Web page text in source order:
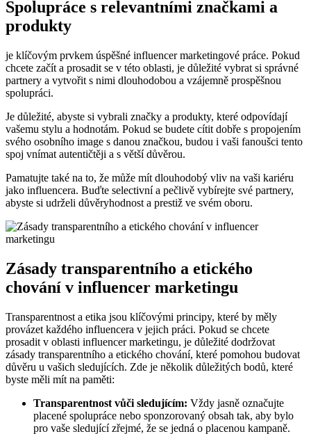
Spolupráce s relevantními značkami a
produkty
je klíčovým prvkem úspěšné influencer marketingové práce. Pokud
chcete začít a prosadit se v této oblasti, je důležité vybrat si správné
partnery a vytvořit s nimi dlouhodobou a vzájemně prospěšnou
spolupráci.
Je důležité, abyste si vybrali značky a produkty, které odpovídají
vašemu stylu a hodnotám. Pokud se budete cítit dobře s propojením
svého osobního image s danou značkou, budou i vaši fanoušci tento
spoj vnímat autentičtěji a s větší důvěrou.
Pamatujte také na to, že může mít dlouhodobý vliv na vaši kariéru
jako influencera. Buďte selectivní a pečlivě vybírejte své partnery,
abyste si udrželi důvěryhodnost a prestiž ve svém oboru.
Zásady transparentního a etického
chování v influencer marketingu
Transparentnost a etika jsou klíčovými principy, které by měly
provázet každého influencera v jejich práci. Pokud se chcete
prosadit v oblasti influencer marketingu, je důležité dodržovat
zásady transparentního a etického chování, které pomohou budovat
důvěru u vašich sledujících. Zde je několik důležitých bodů, které
byste měli mít na paměti:
Transparentnost vůči sledujícím: Vždy jasně označujte
placené spolupráce nebo sponzorovaný obsah tak, aby bylo
pro vaše sledující zřejmé, že se jedná o placenou kampaně.